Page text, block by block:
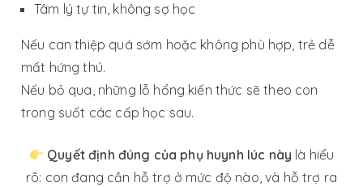
Tâm lý tự tin, không sợ học
Nếu can thiệp quá sớm hoặc không phù hợp, trẻ dễ
mất hứng thú.
Nếu bỏ qua, những lỗ hổng kiến thức sẽ theo con
trong suốt các cấp học sau.
Quyết định đúng của phụ huynh lúc này là hiểu
rõ: con đang cần hỗ trợ ở mức độ nào, và hỗ trợ ra